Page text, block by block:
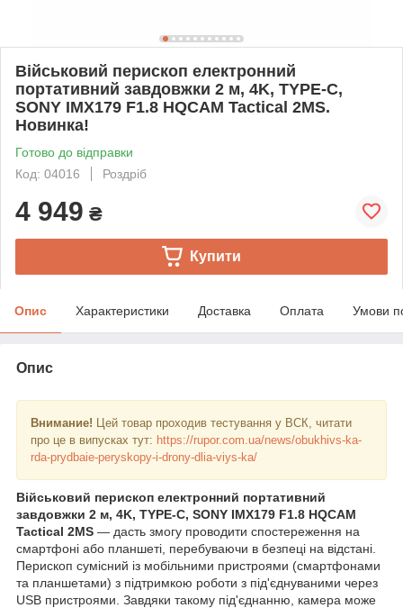
Військовий перископ електронний
портативний завдовжки 2 м, 4K, TYPE-C,
SONY IMX179 F1.8 HQCAM Tactical 2MS.
Новинка!
Готово до відправки
Код: 04016
Роздріб
4 949 ₴
Купити
Опис Характеристики Доставка Оплата Умови
Опис
Внимание! Цей товар проходив тестування у ВСК, читати
про це в випусках тут: https://rupor.com.ua/news/obukhivs-ka-
rda-prydbaie-peryskopy-i-drony-dlia-viys-ka/
Військовий перископ електронний портативний
завдовжки 2 м, 4K, TYPE-C, SONY IMX179 F1.8 HQCAM
Tactical 2MS — дасть змогу проводити спостереження на
смартфоні або планшеті, перебуваючи в безпеці на відстані.
Перископ сумісний із мобільними пристроями (смартфонами
та планшетами) з підтримкою роботи з під'єднуваними через
USB пристроями. Завдяки такому під'єднанню, камера може